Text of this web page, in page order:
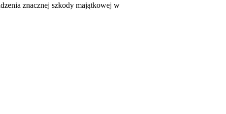
znacznej szkody majątkowej w